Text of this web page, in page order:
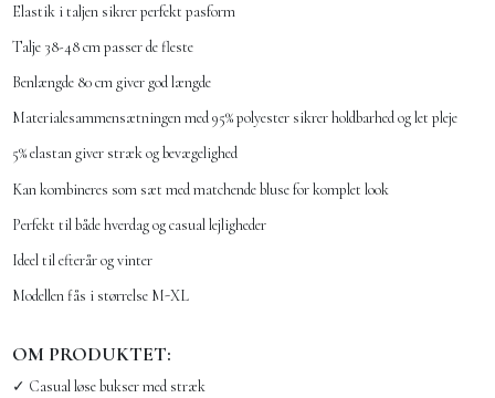
Elastik i taljen sikrer perfekt pasform
Talje 38-48 cm passer de fleste
Benlængde 80 cm giver god længde
Materialesammensætningen med 95% polyester sikrer holdbarhed og let pleje
5% elastan giver stræk og bevægelighed
Kan kombineres som sæt med matchende bluse for komplet look
Perfekt til både hverdag og casual lejligheder
Ideel til efterår og vinter
Modellen fås i størrelse M-XL
OM PRODUKTET:
✓ Casual løse bukser med stræk